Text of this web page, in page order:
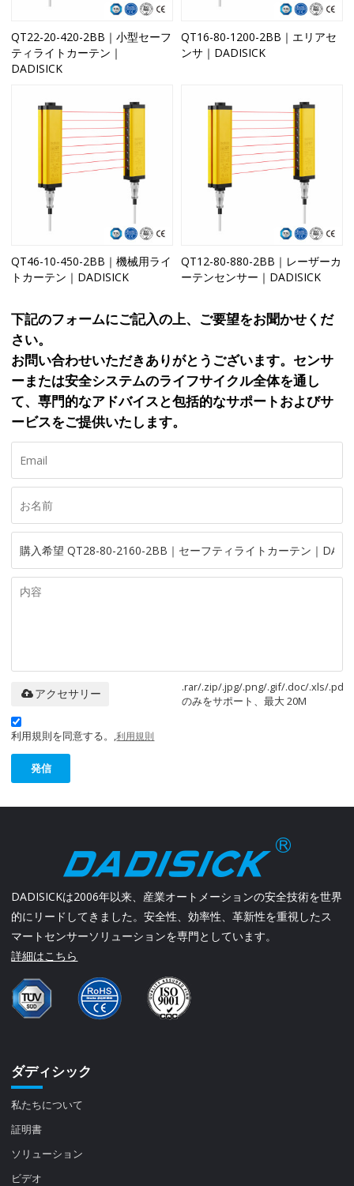
QT22-20-420-2BB｜小型セーフ
ティライトカーテン｜
DADISICK
QT16-80-1200-2BB｜エリアセ
ンサ｜DADISICK
QT46-10-450-2BB｜機械用ライ
トカーテン｜DADISICK
QT12-80-880-2BB｜レーザーカ
ーテンセンサー｜DADISICK
下記のフォームにご記入の上、ご要望をお聞かせくだ
さい。
お問い合わせいただきありがとうございます。センサ
ーまたは安全システムのライフサイクル全体を通し
て、専門的なアドバイスと包括的なサポートおよびサ
ービスをご提供いたします。
.rar/.zip/.jpg/.png/.gif/.doc/.xls/.pdf
のみをサポート、最大 20M
アクセサリー
利用規則を同意する。,利用規則
発信
DADISICKは2006年以来、産業オートメーションの安全技術を世界
的にリードしてきました。安全性、効率性、革新性を重視したス
マートセンサーソリューションを専門としています。
詳細はこちら
ダディシック
私たちについて
証明書
ソリューション
ビデオ